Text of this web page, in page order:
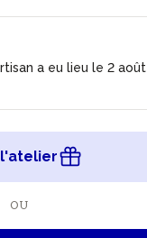
a eu lieu le 2 août
OU